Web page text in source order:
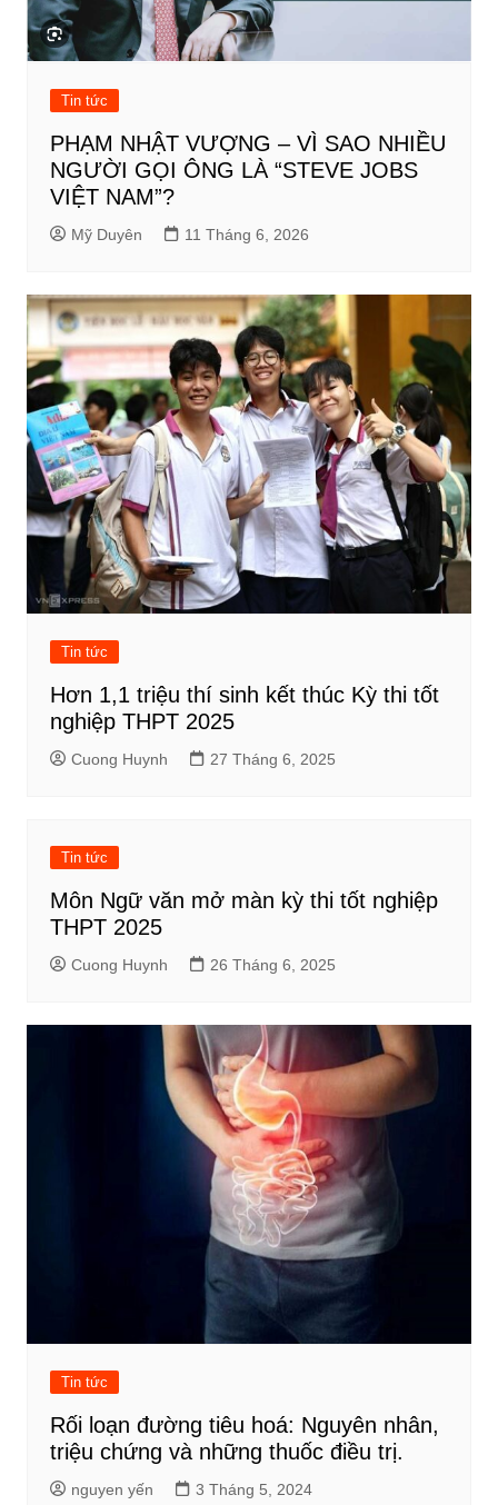
Tin tức
PHẠM NHẬT VƯỢNG – VÌ SAO NHIỀU
NGƯỜI GỌI ÔNG LÀ “STEVE JOBS
VIỆT NAM”?
Mỹ Duyên 11 Tháng 6, 2026
Tin tức
Hơn 1,1 triệu thí sinh kết thúc Kỳ thi tốt
nghiệp THPT 2025
Cuong Huynh 27 Tháng 6, 2025
Tin tức
Môn Ngữ văn mở màn kỳ thi tốt nghiệp
THPT 2025
Cuong Huynh 26 Tháng 6, 2025
Tin tức
Rối loạn đường tiêu hoá: Nguyên nhân,
triệu chứng và những thuốc điều trị.
nguyen yến 3 Tháng 5, 2024